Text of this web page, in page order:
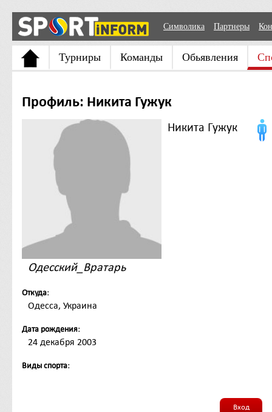
Символика Партнеры
Турниры Команды Обьявления
Профиль: Никита Гужук
Никита Гужук
Одесский_Вратарь
Откуда:
Одесса, Украина
Дата рождения:
24 декабря 2003
Виды спорта:
Вход